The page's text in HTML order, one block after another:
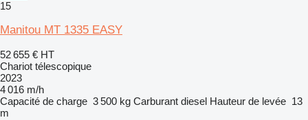
15
Manitou MT 1335 EASY
52 655 € HT
Chariot télescopique
2023
4 016 m/h
Capacité de charge 3 500 kg Carburant diesel Hauteur de levée 13
m